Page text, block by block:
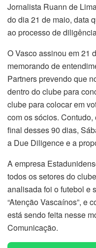
Jornalista Ruann de
do dia 21 de maio, data
ao processo de
O Vasco assinou em 21
memorando de
Partners prevendo que
dentro do clube para
clube para colocar em
com os sócios.
final desses 90 dias,
a Due Diligence e a
A empresa
todos os setores do
analisada foi o futebol e
“Atenção Vascaínos”, e
está sendo feita nesse
Comunicação.